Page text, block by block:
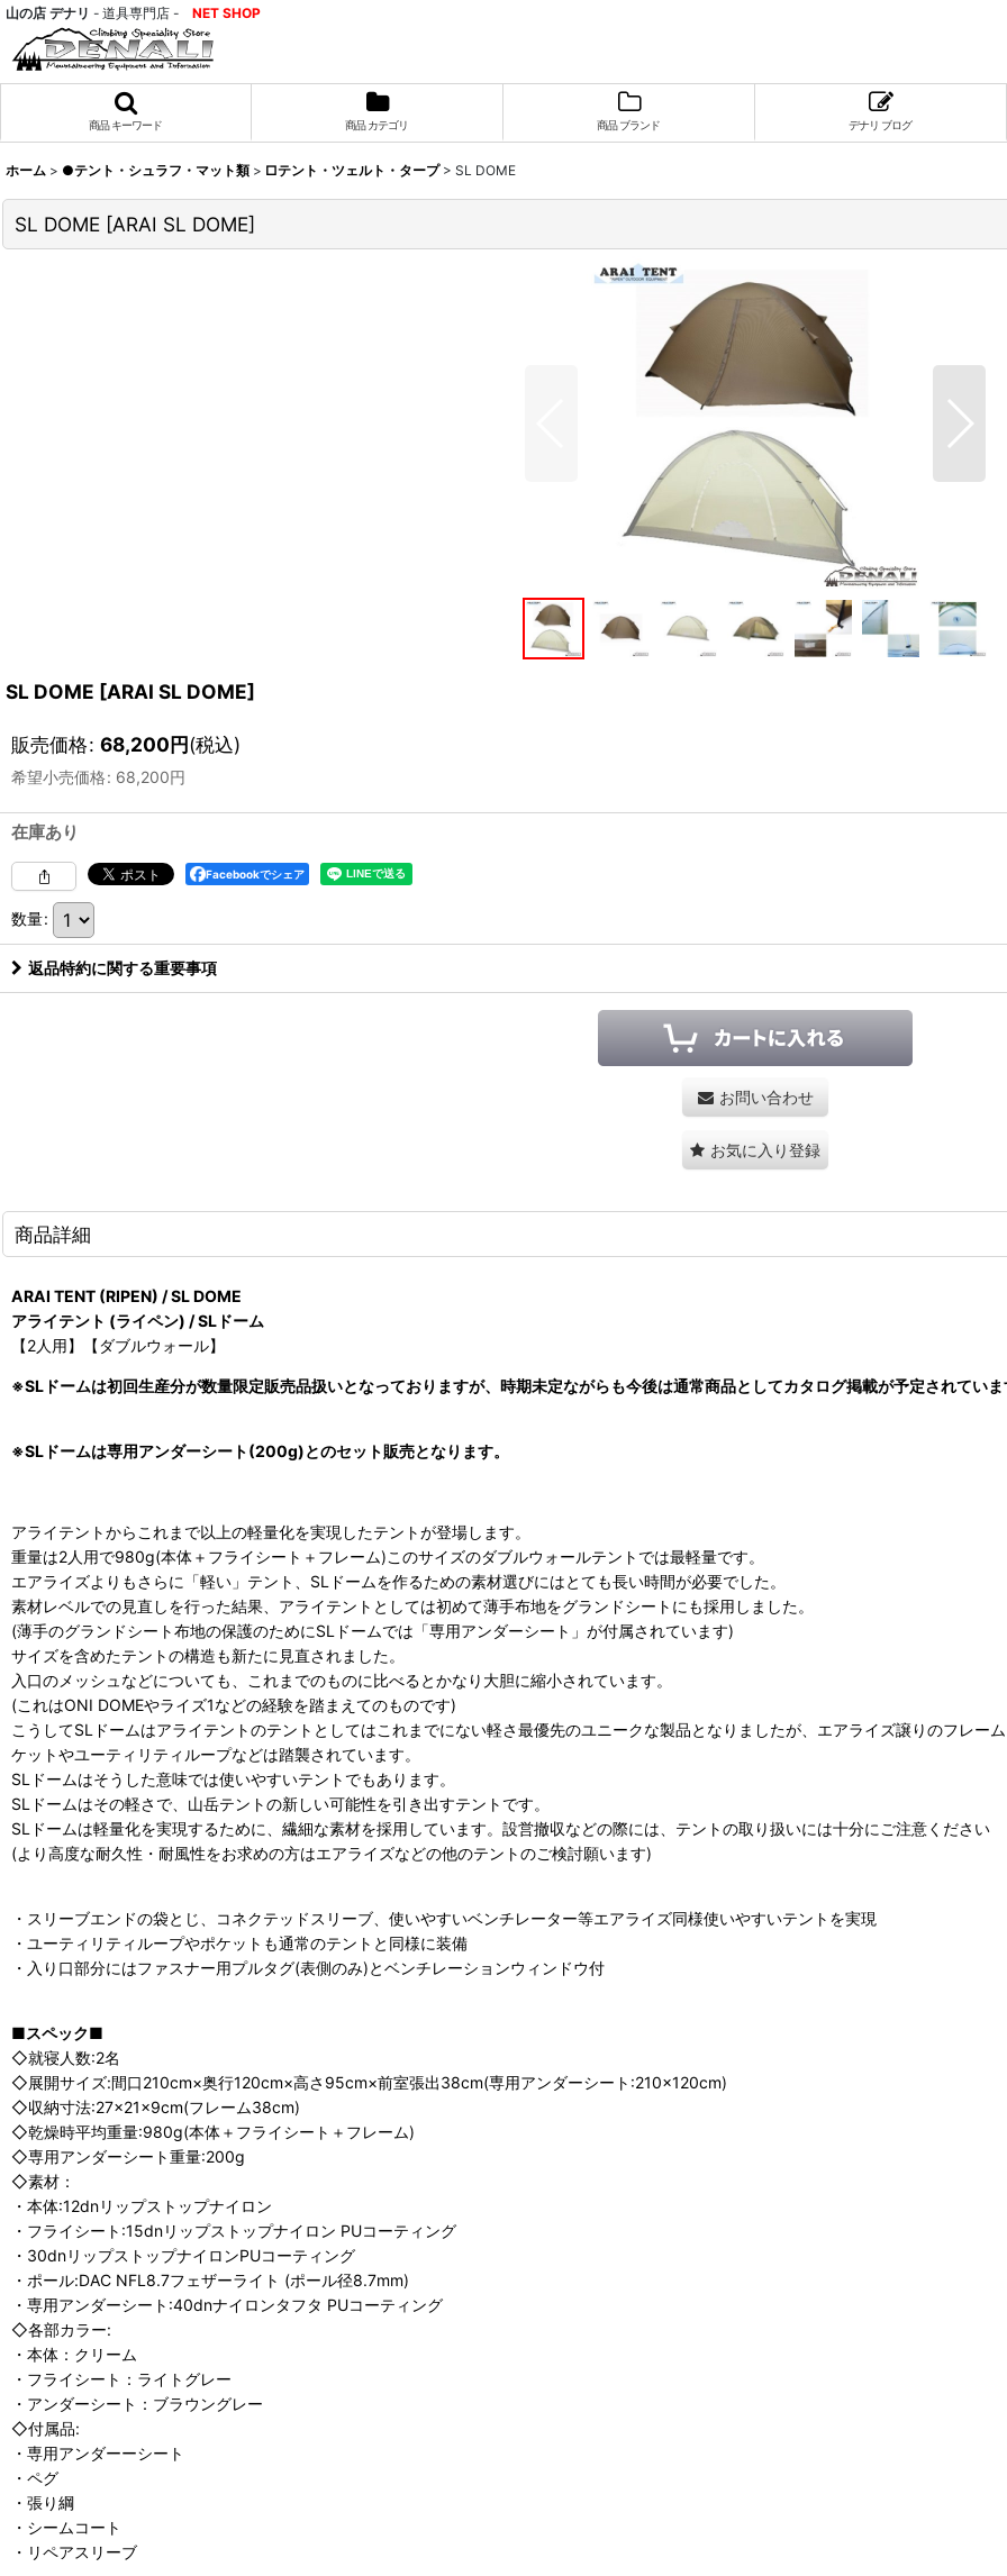
山の店 デナリ - 道具専門店 - NET SHOP
商品 キーワード 商品 カテゴリ 商品 ブランド デナリ ブログ
ホーム > ●テント・シュラフ・マット類 > □テント・ツェルト・タープ > SL DOME
SL DOME [ARAI SL DOME]
SL DOME [ARAI SL DOME]
販売価格: 68,200円(税込)
希望小売価格: 68,200円
在庫あり
Facebookでシェア
数量:
返品特約に関する重要事項
お問い合わせ
お気に入り登録
商品詳細
ARAI TENT (RIPEN) / SL DOME
アライテント (ライペン) / SLドーム
【2人用】【ダブルウォール】
※SLドームは初回生産分が数量限定販売品扱いとなっておりますが、時期未定ながらも今後は通常商品としてカタログ掲載が予定されてい
※SLドームは専用アンダーシート(200g)とのセット販売となります。
アライテントからこれまで以上の軽量化を実現したテントが登場します。
重量は2人用で980g(本体＋フライシート＋フレーム)このサイズのダブルウォールテントでは最軽量です。
エアライズよりもさらに「軽い」テント、SLドームを作るための素材選びにはとても長い時間が必要でした。
素材レベルでの見直しを行った結果、アライテントとしては初めて薄手布地をグランドシートにも採用しました。
(薄手のグランドシート布地の保護のためにSLドームでは「専用アンダーシート」が付属されています)
サイズを含めたテントの構造も新たに見直されました。
入口のメッシュなどについても、これまでのものに比べるとかなり大胆に縮小されています。
(これはONI DOMEやライズ1などの経験を踏まえてのものです)
こうしてSLドームはアライテントのテントとしてはこれまでにない軽さ最優先のユニークな製品となりましたが、エアライズ譲りのフレー
ケットやユーティリティループなどは踏襲されています。
SLドームはそうした意味では使いやすいテントでもあります。
SLドームはその軽さで、山岳テントの新しい可能性を引き出すテントです。
SLドームは軽量化を実現するために、繊細な素材を採用しています。設営撤収などの際には、テントの取り扱いには十分にご注意ください
(より高度な耐久性・耐風性をお求めの方はエアライズなどの他のテントのご検討願います)
・スリーブエンドの袋とじ、コネクテッドスリーブ、使いやすいベンチレーター等エアライズ同様使いやすいテントを実現
・ユーティリティループやポケットも通常のテントと同様に装備
・入り口部分にはファスナー用プルタグ(表側のみ)とベンチレーションウィンドウ付
■スペック■
◇就寝人数:2名
◇展開サイズ:間口210cm×奥行120cm×高さ95cm×前室張出38cm(専用アンダーシート:210×120cm)
◇収納寸法:27×21×9cm(フレーム38cm)
◇乾燥時平均重量:980g(本体＋フライシート＋フレーム)
◇専用アンダーシート重量:200g
◇素材：
・本体:12dnリップストップナイロン
・フライシート:15dnリップストップナイロン PUコーティング
・30dnリップストップナイロンPUコーティング
・ポール:DAC NFL8.7フェザーライト (ポール径8.7mm)
・専用アンダーシート:40dnナイロンタフタ PUコーティング
◇各部カラー:
・本体：クリーム
・フライシート：ライトグレー
・アンダーシート：ブラウングレー
◇付属品:
・専用アンダーーシート
・ペグ
・張り綱
・シームコート
・リペアスリーブ